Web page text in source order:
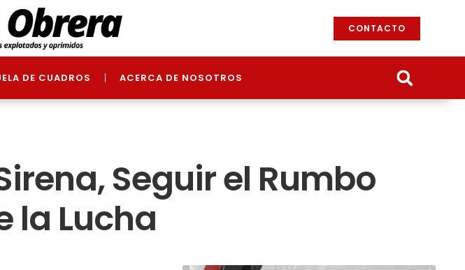
CONTACTO
DE CUADROS ACERCA DE NOSOTROS
Seguir el Rumbo
la Lucha